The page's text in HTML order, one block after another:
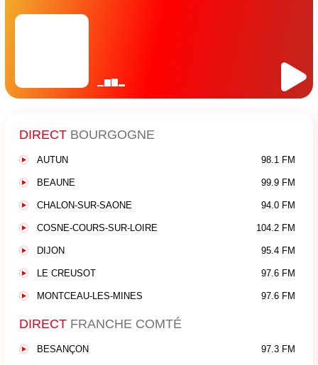
DIRECT BOURGOGNE
AUTUN 98.1 FM
BEAUNE 99.9 FM
CHALON-SUR-SAONE 94.0 FM
COSNE-COURS-SUR-LOIRE 104.2 FM
DIJON 95.4 FM
LE CREUSOT 97.6 FM
MONTCEAU-LES-MINES 97.6 FM
DIRECT FRANCHE COMTÉ
BESANÇON 97.3 FM